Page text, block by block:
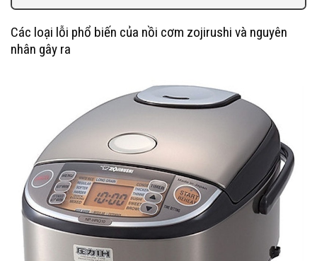
Các loại lỗi phổ biến của nồi cơm zojirushi và nguyên
nhân gây ra